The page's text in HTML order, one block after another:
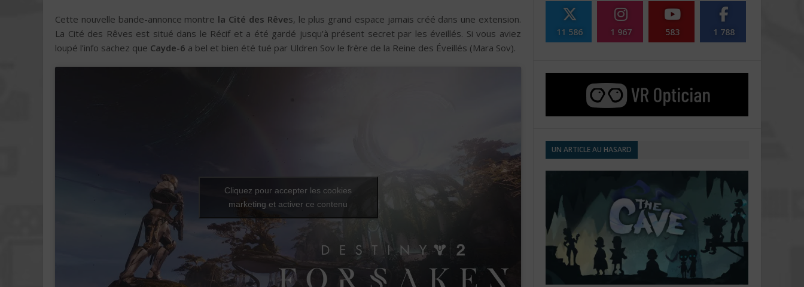
Cette nouvelle bande-annonce montre la Cité des Rêves, le plus grand espace jamais créé dans une extension.
La Cité des Rêves est situé dans le Récif et a été gardé jusqu’à présent secret par les éveillés. Si vous aviez
loupé l’info sachez que Cayde-6 a bel et bien été tué par Uldren Sov le frère de la Reine des Éveillés (Mara Sov).
Cliquez pour accepter les cookies
marketing et activer ce contenu
11 586 1 967 583 1 788
UN ARTICLE AU HASARD